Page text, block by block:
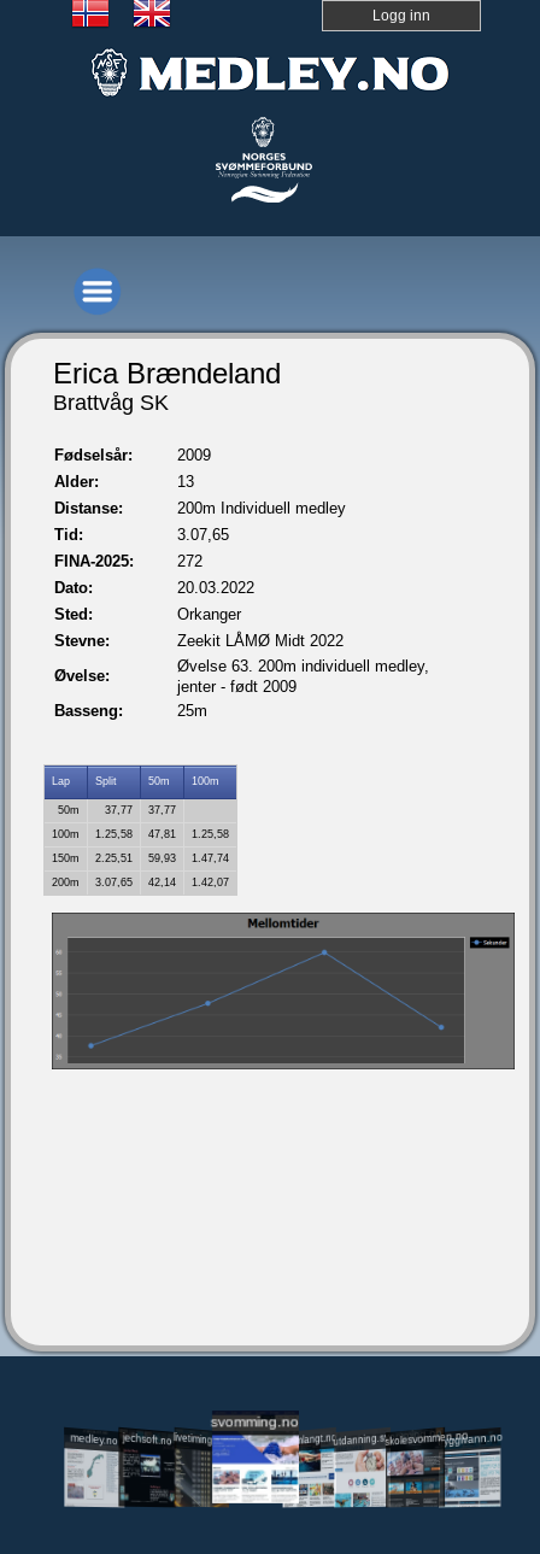
Logg inn
Erica Brændeland
Brattvåg SK
Fødselsår:
2009
Alder:
13
Distanse:
200m Individuell medley
Tid:
3.07,65
FINA-2025:
272
Dato:
20.03.2022
Sted:
Orkanger
Stevne:
Zeekit LÅMØ Midt 2022
Øvelse:
Øvelse 63. 200m individuell medley,
jenter - født 2009
Basseng:
25m
Lap Split 50m 100m
50m 37,77
37,77
100m
1.25,58 47,81
1.25,58
150m
2.25,51 59,93
1.47,74
200m
3.07,65 42,14 1.42,07
medley.no jechsoft.nolivetiming.medley.no
svomming.no
svomlangt.noutdanning.svomming.no
skolesvommen.notryggivann.no